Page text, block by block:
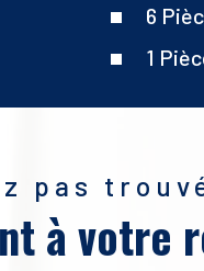
6
1
pas
à votre